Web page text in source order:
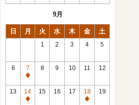
9月
日 月 火 水 木 金 土
1 2 3 4 5
6
7
休
館
日
8 9 10 11 12
13
14
休
15 16 17
18
休
19